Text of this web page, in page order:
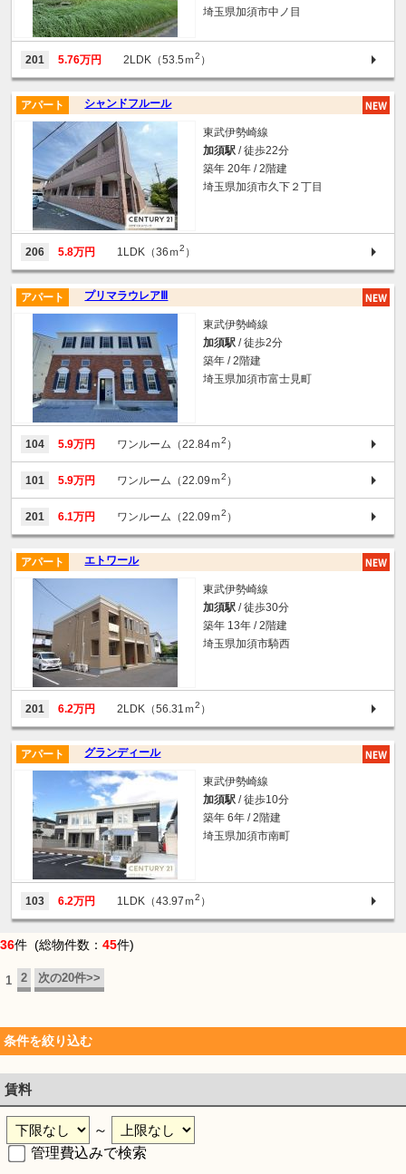
埼玉県加須市中ノ目
201 5.76万円 2LDK（53.5ｍ2 ）
シャンドフルール
アパート
東武伊勢崎線
加須駅 / 徒歩22分
築年 20年 / 2階建
埼玉県加須市久下２丁目
206 5.8万円 1LDK（36ｍ2 ）
プリマラウレアⅢ
アパート
東武伊勢崎線
加須駅 / 徒歩2分
築年 / 2階建
埼玉県加須市富士見町
104 5.9万円 ワンルーム（22.84ｍ2 ）
101 5.9万円 ワンルーム（22.09ｍ2 ）
201 6.1万円 ワンルーム（22.09ｍ2 ）
エトワール
アパート
東武伊勢崎線
加須駅 / 徒歩30分
築年 13年 / 2階建
埼玉県加須市騎西
201 6.2万円 2LDK（56.31ｍ2 ）
グランディール
アパート
東武伊勢崎線
加須駅 / 徒歩10分
築年 6年 / 2階建
埼玉県加須市南町
103 6.2万円 1LDK（43.97ｍ2 ）
36件 (総物件数： 45件)
1 2 次の20件>>
条件を絞り込む
賃料
～
管理費込みで検索